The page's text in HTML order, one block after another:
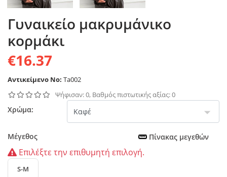
Γυναικείο μακρυμάνικο
κορμάκι
€16.37
Αντικείμενο No: Ta002
Ψήφισαν: 0, Βαθμός πιστωτικής αξίας: 0
Χρώμα:
Μέγεθος Πίνακας μεγεθών
Επιλέξτε την επιθυμητή επιλογή.
S-M